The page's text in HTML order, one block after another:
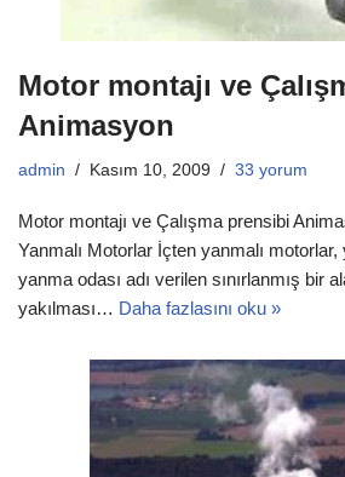
Motor montajı ve
Animasyon
admin Kasım 10, 2009 33 yorum
Motor montajı ve Çalışma prensibi
Yanmalı Motorlar İçten yanmalı motorlar,
yanma odası adı verilen sınırlanmış bir
yakılması… Daha fazlasını oku »